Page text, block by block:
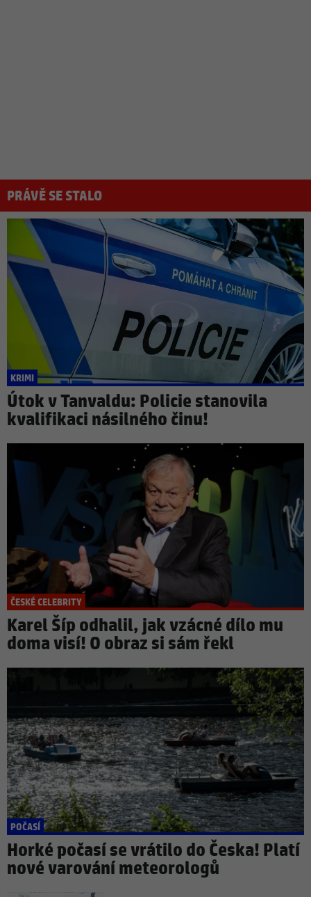
PRÁVĚ SE STALO
KRIMI
Útok v Tanvaldu: Policie stanovila
kvalifikaci násilného činu!
ČESKÉ CELEBRITY
Karel Šíp odhalil, jak vzácné dílo mu
doma visí! O obraz si sám řekl
POČASÍ
Horké počasí se vrátilo do Česka! Platí
nové varování meteorologů